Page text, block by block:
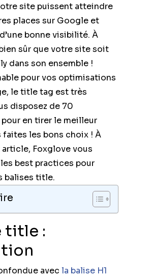
site puissent atteindre
places sur Google et
bonne visibilité. À
sûr que votre site soit
dans son ensemble !
pour vos optimisations
le title tag est très
disposez de 70
en tirer le meilleur
les bons choix ! À
Foxglove vous
best practices pour
balises title.
title :
avec la balise H1